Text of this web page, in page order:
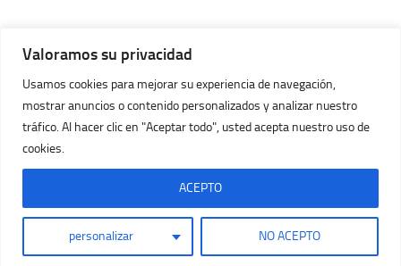
Valoramos su privacidad
Usamos cookies para mejorar su experiencia de navegación,
mostrar anuncios o contenido personalizados y analizar nuestro
tráfico. Al hacer clic en "Aceptar todo", usted acepta nuestro uso de
cookies.
personalizar NO ACEPTO
ACEPTO
Imágenes Huracán © 2026. Todos los Derechos Reservados.
- Diseñado con